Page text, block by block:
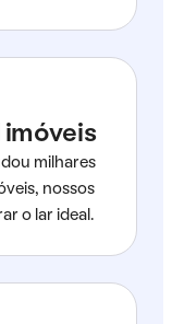
imóveis
milhares
nossos
o lar ideal.